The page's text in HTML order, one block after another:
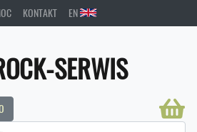
KONTAKT EN
SERWIS